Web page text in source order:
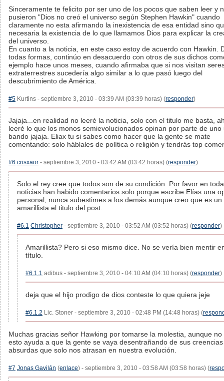
Sinceramente te felicito por ser uno de los pocos que saben leer y
pusieron "Dios no creó el universo según Stephen Hawkin" cuando
claramente no esta afirmando la inexistencia de esa entidad sino
necesaria la existencia de lo que llamamos Dios para explicar la
del universo.
En cuanto a la noticia, en este caso estoy de acuerdo con Hawkin.
todas formas, continúo en desacuerdo con otros de sus dichos
ejemplo hace unos meses, cuando afirmaba que si nos visitan
extraterrestres sucedería algo similar a lo que pasó luego del
descubrimiento de América.
#5 Kurtins - septiembre 3, 2010 - 03:39 AM (03:39 horas) (responder)
Jajaja...en realidad no leeré la noticia, solo con el titulo me basta,
leeré lo que los monos semievolucionados opinan por parte de uno
bando jajaja. Eliax tu si sabes como hacer que la gente se mate
comentando: solo háblales de política o religión y tendrás top
#6 crisxaor - septiembre 3, 2010 - 03:42 AM (03:42 horas) (responder)
Solo el rey cree que todos son de su condición. Por favor en
noticias han habido comentarios solo porque escribe Elías una
personal, nunca subestimes a los demás aunque creo que es un
amarillista el titulo del post.
#6.1 Christopher - septiembre 3, 2010 - 03:52 AM (03:52 horas) (responder)
Amarillista? Pero si eso mismo dice. No se vería bien mentir
título.
#6.1.1 adibus - septiembre 3, 2010 - 04:10 AM (04:10 horas) (responder)
deja que el hijo prodigo de dios conteste lo que quiera jeje
#6.1.2 Lic. Stoner - septiembre 3, 2010 - 02:48 PM (14:48 horas) (
Muchas gracias señor Hawking por tomarse la molestia, aunque no
esto ayuda a que la gente se vaya desentrañando de sus creencias
absurdas que solo nos atrasan en nuestra evolución.
#7 Jonas Gavilán (enlace) - septiembre 3, 2010 - 03:58 AM (03:58 horas) (